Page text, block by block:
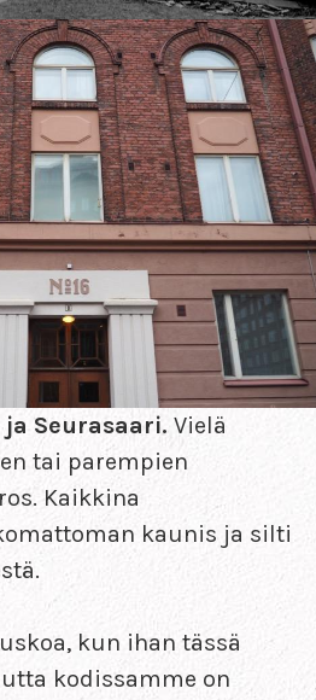
Seurasaari. Vielä
tai parempien
Kaikkina
kaunis ja silti
kun ihan tässä
kodissamme on